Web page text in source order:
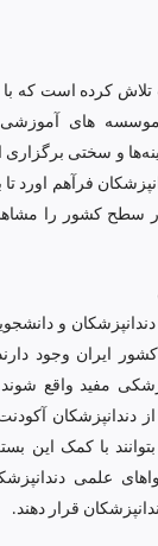
کرده است که با
موسسه های
و سختی برگزاری
فرآهم اورد تا
سطح کشور را
و
ایران وجود
مفید واقع
دندانپزشکان
بتوانند با کمک این
علمی
قرار دهند.